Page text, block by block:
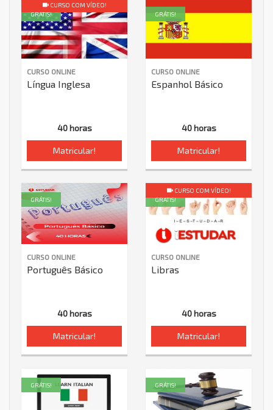
CURSO ONLINE
Língua Inglesa
40 horas
Matricular!
GRÁTIS!
CURSO COM VÍDEO!
CURSO ONLINE
Espanhol Básico
40 horas
Matricular!
GRÁTIS!
CURSO ONLINE
Português Básico
40 horas
Matricular!
GRÁTIS!
CURSO ONLINE
Libras
40 horas
Matricular!
GRÁTIS!
CURSO COM VÍDEO!
GRÁTIS! GRÁTIS!